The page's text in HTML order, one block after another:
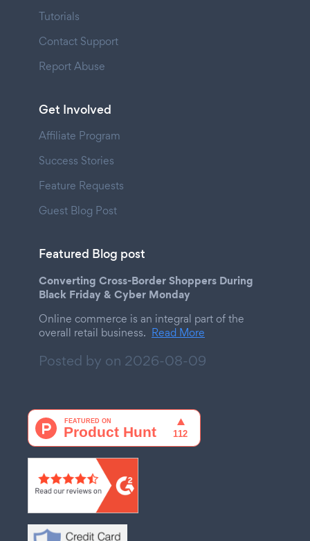
Tutorials
Contact Support
Report Abuse
Get Involved
Affiliate Program
Success Stories
Feature Requests
Guest Blog Post
Featured Blog post
Converting Cross-Border Shoppers During
Black Friday & Cyber Monday
Online commerce is an integral part of the
overall retail business. Read More
Posted by on 2026-08-09